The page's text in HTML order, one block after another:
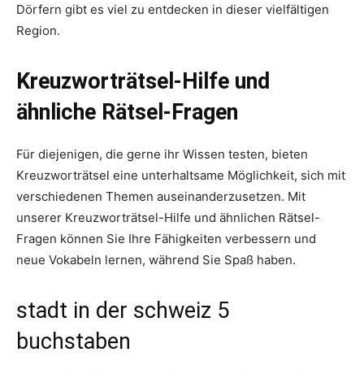
Dörfern gibt es viel zu entdecken in dieser vielfältigen
Region.
Kreuzworträtsel-Hilfe und
ähnliche Rätsel-Fragen
Für diejenigen, die gerne ihr Wissen testen, bieten
Kreuzworträtsel eine unterhaltsame Möglichkeit, sich mit
verschiedenen Themen auseinanderzusetzen. Mit
unserer Kreuzworträtsel-Hilfe und ähnlichen Rätsel-
Fragen können Sie Ihre Fähigkeiten verbessern und
neue Vokabeln lernen, während Sie Spaß haben.
stadt in der schweiz 5
buchstaben